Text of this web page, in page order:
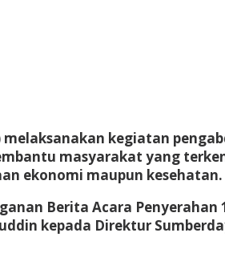
kegiatan
masyarakat yang
ekonomi maupun kesehatan.
Berita Acara Penyerahan
kepada Direktur